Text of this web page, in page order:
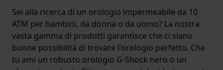
Sei alla ricerca di un orologio impermeabile da 10
ATM per bambini, da donna o da uomo? La nostra
vasta gamma di prodotti garantisce che ci siano
buone possibilità di trovare l'orologio perfetto. Che
tu ami un robusto orologio G-Shock nero o un